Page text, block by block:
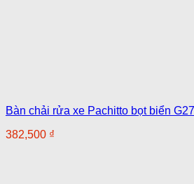
Bàn chải rửa xe Pachitto bọt biển
382,500 ₫